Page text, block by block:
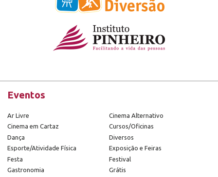
Eventos
Ar Livre
Cinema Alternativo
Cinema em Cartaz
Cursos/Oficinas
Dança
Diversos
Esporte/Atividade Física
Exposição e Feiras
Festa
Festival
Gastronomia
Grátis